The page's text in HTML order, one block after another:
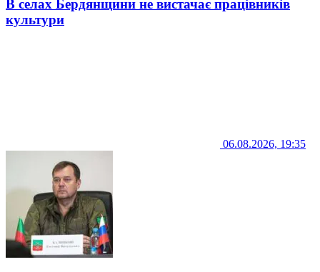
В селах Бердянщини не вистачає працівників
культури
06.08.2026, 19:35